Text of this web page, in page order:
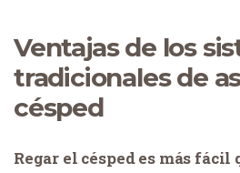
Ventajas de los
tradicionales de
césped
Regar el césped es más fácil